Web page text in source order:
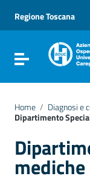
Vai al menu di
Vai al footer
Regione Toscana
Attiva /
Home / Diagnosi e
Dipartimento